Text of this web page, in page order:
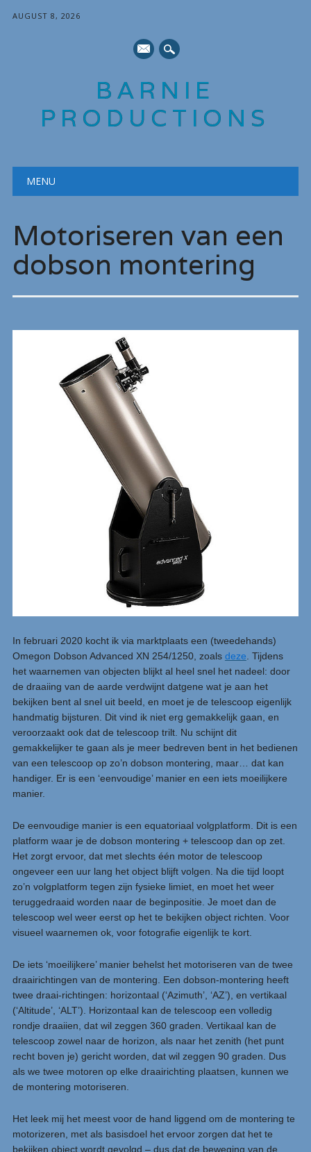
AUGUST 8, 2026
mail
BARNIE
PRODUCTIONS
Main menu
MENU
Motoriseren van een
dobson montering
In februari 2020 kocht ik via marktplaats een (tweedehands)
Omegon Dobson Advanced XN 254/1250, zoals deze . Tijdens
het waarnemen van objecten blijkt al heel snel het nadeel: door
de draaiing van de aarde verdwijnt datgene wat je aan het
bekijken bent al snel uit beeld, en moet je de telescoop eigenlijk
handmatig bijsturen. Dit vind ik niet erg gemakkelijk gaan, en
veroorzaakt ook dat de telescoop trilt. Nu schijnt dit
gemakkelijker te gaan als je meer bedreven bent in het bedienen
van een telescoop op zo’n dobson montering, maar… dat kan
handiger. Er is een ‘eenvoudige’ manier en een iets moeilijkere
manier.
De eenvoudige manier is een equatoriaal volgplatform. Dit is een
platform waar je de dobson montering + telescoop dan op zet.
Het zorgt ervoor, dat met slechts één motor de telescoop
ongeveer een uur lang het object blijft volgen. Na die tijd loopt
zo’n volgplatform tegen zijn fysieke limiet, en moet het weer
teruggedraaid worden naar de beginpositie. Je moet dan de
telescoop wel weer eerst op het te bekijken object richten. Voor
visueel waarnemen ok, voor fotografie eigenlijk te kort.
De iets ‘moeilijkere’ manier behelst het motoriseren van de twee
draairichtingen van de montering. Een dobson-montering heeft
twee draai-richtingen: horizontaal (‘Azimuth’, ‘AZ’), en vertikaal
(‘Altitude’, ‘ALT’). Horizontaal kan de telescoop een volledig
rondje draaiien, dat wil zeggen 360 graden. Vertikaal kan de
telescoop zowel naar de horizon, als naar het zenith (het punt
recht boven je) gericht worden, dat wil zeggen 90 graden. Dus
als we twee motoren op elke draairichting plaatsen, kunnen we
de montering motoriseren.
Het leek mij het meest voor de hand liggend om de montering te
motorizeren, met als basisdoel het ervoor zorgen dat het te
bekijken object wordt gevolgd – dus dat de beweging van de